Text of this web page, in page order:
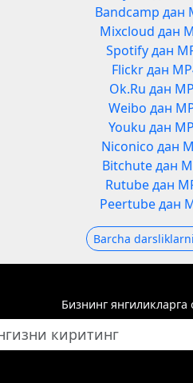
Bandcamp дан
Mixcloud дан
Spotify дан
Flickr дан
Ok.Ru дан
Weibo дан
Youku дан
Niconico дан
Bitchute дан
Rutube дан
Peertube дан
Barcha
Бизнинг янгиликларга